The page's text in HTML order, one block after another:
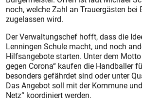
noch, welche Zahl an Trauergästen bei
zugelassen wird.
Der Verwaltungschef hofft, dass die
Lenningen Schule macht, und noch
Hilfsangebote starten. Unter dem
gegen Corona“ kaufen die Handballer
besonders gefährdet sind oder unter
Das Angebot soll mit der Kommune
Netz“ koordiniert werden.